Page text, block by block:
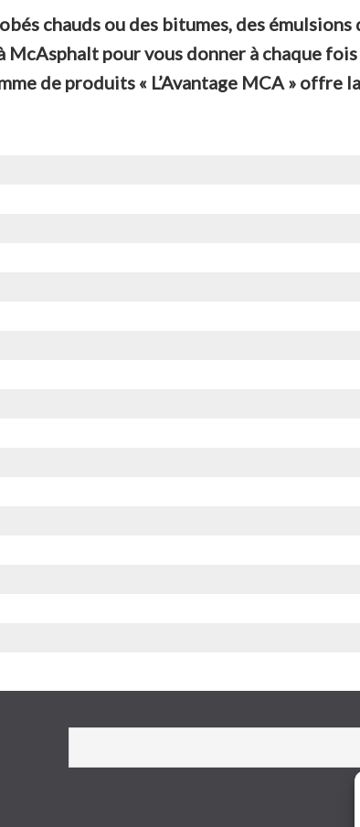
chauds ou des bitumes, des
McAsphalt pour vous donner à chaque
de produits « L’Avantage MCA » offre